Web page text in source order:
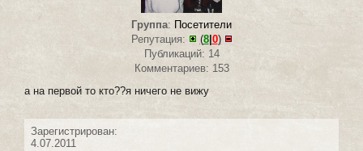
Группа: Посетители
Репутация:
(8| 0)
Публикаций: 14
Комментариев: 153
а на первой то кто??я ничего не вижу
Зарегистрирован:
4.07.2011